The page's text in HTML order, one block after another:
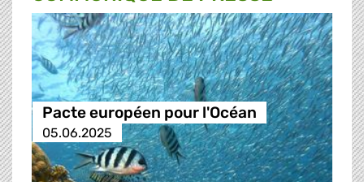
Pacte européen pour l'Océan
05.06.2025